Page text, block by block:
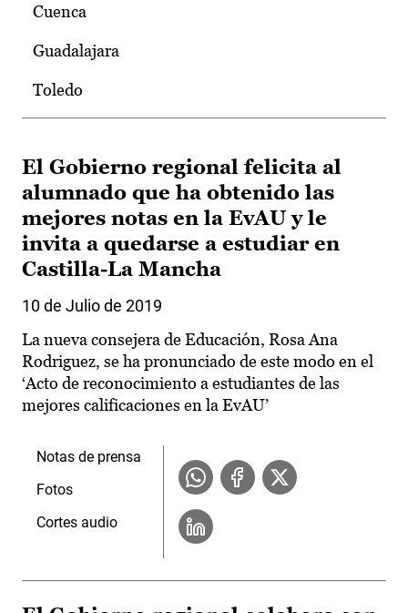
Cuenca
Guadalajara
Toledo
El Gobierno regional felicita al
alumnado que ha obtenido las
mejores notas en la EvAU y le
invita a quedarse a estudiar en
Castilla-La Mancha
10 de Julio de 2019
La nueva consejera de Educación, Rosa Ana
Rodriguez, se ha pronunciado de este modo en el
‘Acto de reconocimiento a estudiantes de las
mejores calificaciones en la EvAU’
Notas de prensa
Fotos
Cortes audio